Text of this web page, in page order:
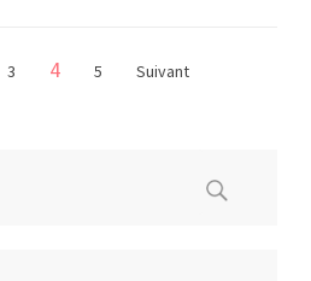
Page
3 Page
4 Page
5 Suivant